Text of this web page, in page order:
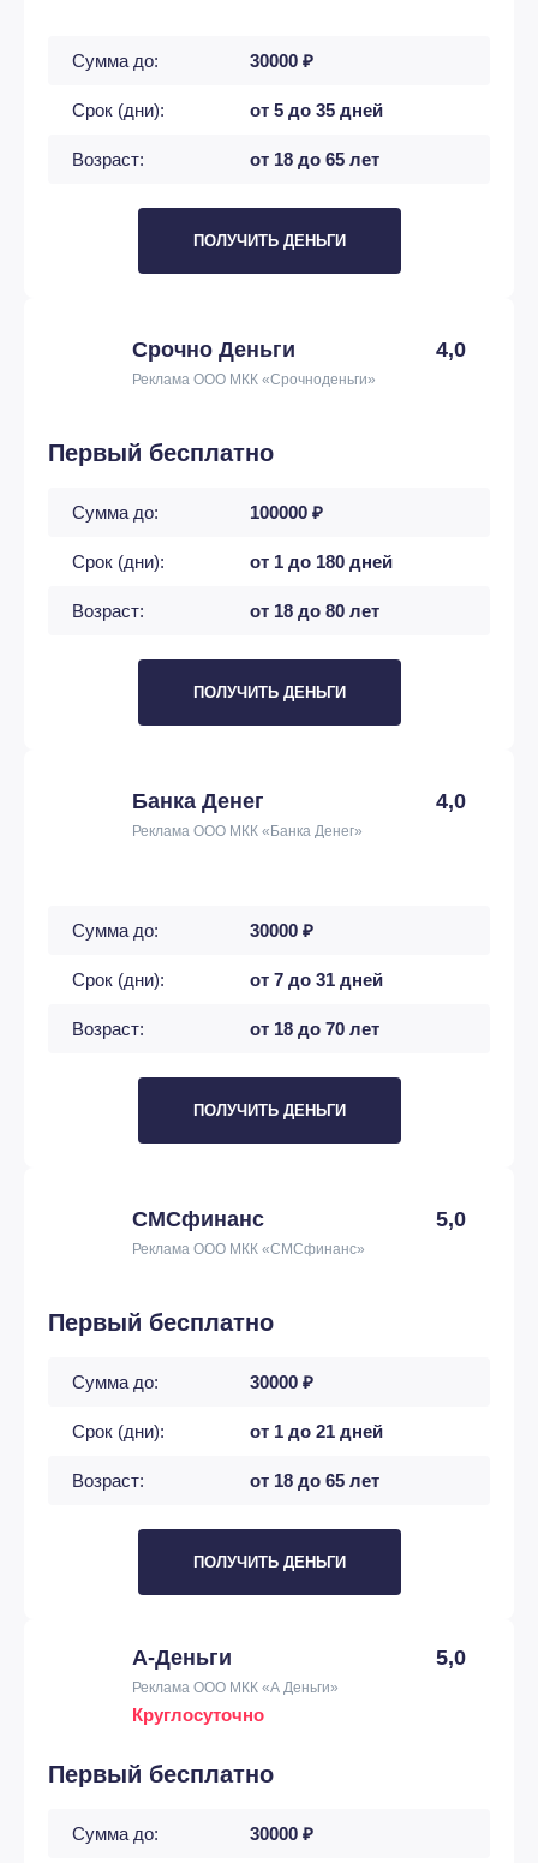
Сумма до: 30000 ₽
Срок (дни): от 5 до 35 дней
Возраст: от 18 до 65 лет
ПОЛУЧИТЬ ДЕНЬГИ
Срочно Деньги 4,0
Реклама ООО МКК «Срочноденьги»
Первый бесплатно
Сумма до: 100000 ₽
Срок (дни): от 1 до 180 дней
Возраст: от 18 до 80 лет
ПОЛУЧИТЬ ДЕНЬГИ
Банка Денег 4,0
Реклама ООО МКК «Банка Денег»
Сумма до: 30000 ₽
Срок (дни): от 7 до 31 дней
Возраст: от 18 до 70 лет
ПОЛУЧИТЬ ДЕНЬГИ
СМСфинанс 5,0
Реклама ООО МКК «СМСфинанс»
Первый бесплатно
Сумма до: 30000 ₽
Срок (дни): от 1 до 21 дней
Возраст: от 18 до 65 лет
ПОЛУЧИТЬ ДЕНЬГИ
А-Деньги 5,0
Реклама ООО МКК «А Деньги»
Круглосуточно
Первый бесплатно
Сумма до: 30000 ₽